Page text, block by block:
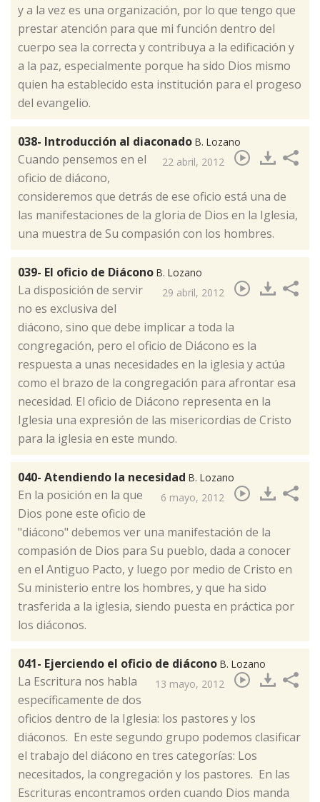
y a la vez es una organización, por lo que tengo que
prestar atención para que mi función dentro del
cuerpo sea la correcta y contribuya a la edificación y
a la paz, especialmente porque ha sido Dios mismo
quien ha establecido esta institución para el progeso
del evangelio.
038- Introducción al diaconado B. Lozano
22 abril, 2012
​Cuando pensemos en el
oficio de diácono,
consideremos que detrás de ese oficio está una de
las manifestaciones de la gloria de Dios en la Iglesia,
una muestra de Su compasión con los hombres.
039- El oficio de Diácono B. Lozano
29 abril, 2012
​La disposición de servir
no es exclusiva del
diácono, sino que debe implicar a toda la
congregación, pero el oficio de Diácono es la
respuesta a unas necesidades en la iglesia y actúa
como el brazo de la congregación para afrontar esa
necesidad. El oficio de Diácono representa en la
Iglesia una expresión de las misericordias de Cristo
para la iglesia en este mundo.
040- Atendiendo la necesidad B. Lozano
6 mayo, 2012
​En la posición en la que
Dios pone este oficio de
"diácono" debemos ver una manifestación de la
compasión de Dios para Su pueblo, dada a conocer
en el Antiguo Pacto, y luego por medio de Cristo en
Su ministerio entre los hombres, y que ha sido
trasferida a la iglesia, siendo puesta en práctica por
los diáconos.
041- Ejerciendo el oficio de diácono B. Lozano
13 mayo, 2012
La Escritura nos habla
específicamente de dos
oficios dentro de la Iglesia: los pastores y los
diáconos. En este segundo grupo podemos clasificar
el trabajo del diácono en tres categorías: Los
necesitados, la congregación y los pastores. En las
Escrituras encontramos orden cuando Dios manda